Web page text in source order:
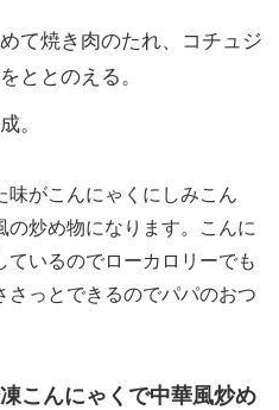
て焼き肉のたれ、コチュジ
ととのえる。
。
味がこんにゃくにしみこん
炒め物になります。こんに
ているのでローカロリーでも
さっとできるのでパパのおつ
こんにゃくで中華風炒め